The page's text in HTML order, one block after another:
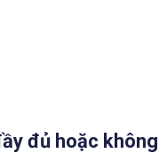
đủ hoặc không